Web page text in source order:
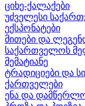
ციხე-ქალაქები
უძველესი
ექსპონატები
მითები და
საქართველოს
მემატიანე
ტრადიციები და
ქართველები
ენა და